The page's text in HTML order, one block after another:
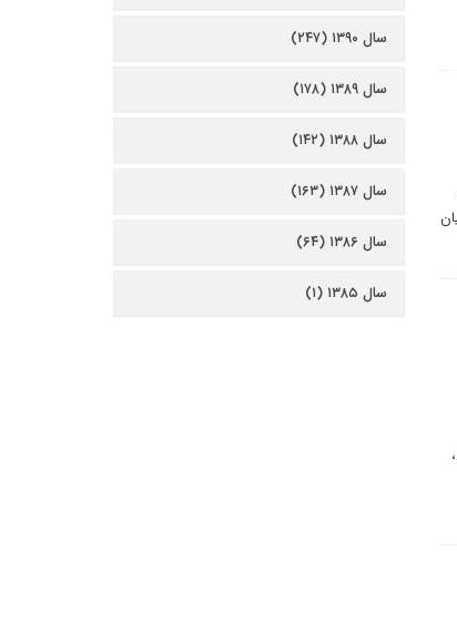
سال ۱۳۹۰ (۲۴۷)
سال ۱۳۸۹ (۱۷۸)
سال ۱۳۸۸ (۱۴۲)
سال ۱۳۸۷ (۱۶۳)
سال ۱۳۸۶ (۶۴)
سال ۱۳۸۵ (۱)